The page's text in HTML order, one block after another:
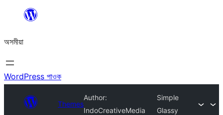
বিষয়বস্তুলৈ
যাওক
অসমীয়া
WordPress পাওক
Themes
Author:
IndoCreativeMedia
Simple
Glassy